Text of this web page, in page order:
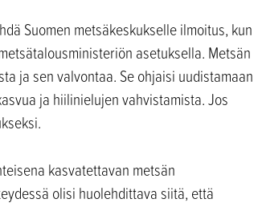
Suomen metsäkeskukselle ilmoitus, kun
asetuksella. Metsän
ja sen valvontaa. Se ohjaisi uudistamaan
ja hiilinielujen vahvistamista. Jos
kasvatettavan metsän
olisi huolehdittava siitä, että